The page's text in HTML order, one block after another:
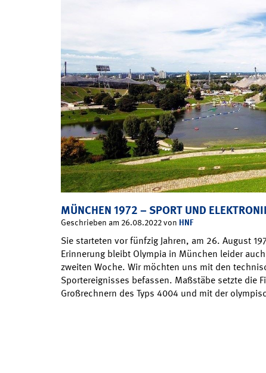
MÜNCHEN 1972 – SPORT UND
Geschrieben am 26.08.2022 von HNF
Sie starteten vor fünfzig Jahren, am 26. August
Erinnerung bleibt Olympia in München leider
zweiten Woche. Wir möchten uns mit den
Sportereignisses befassen. Maßstäbe setzte die
Großrechnern des Typs 4004 und mit der